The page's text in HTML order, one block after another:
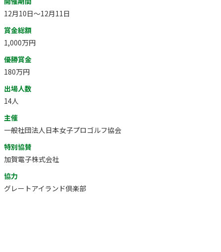
12月10日～12月11日
賞金総額
1,000万円
優勝賞金
180万円
出場人数
14人
主催
一般社団法人日本女子プロゴルフ協会
特別協賛
加賀電子株式会社
協力
グレートアイランド倶楽部